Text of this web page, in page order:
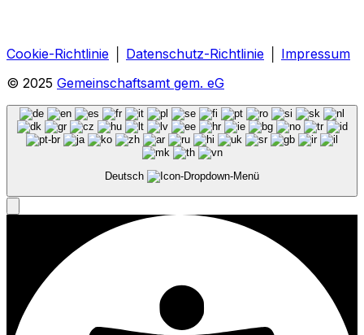
Cookie-Richtlinie Datenschutz-Richtlinie
Impressum
© 2025 Gemeinschaftsamt gem. eG
Deutsch